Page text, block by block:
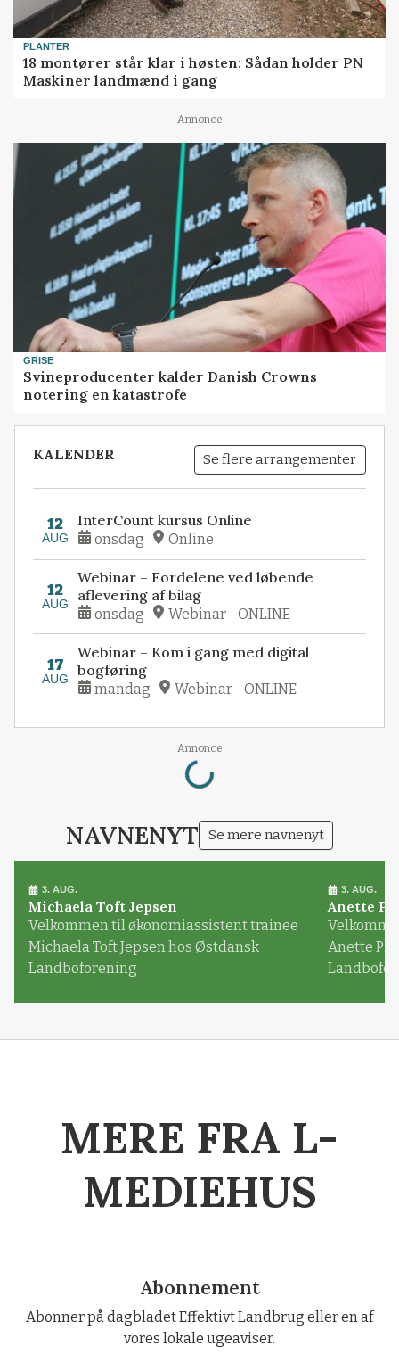
PLANTER
18 montører står klar i høsten: Sådan holder PN
Maskiner landmænd i gang
Annonce
GRISE
Svineproducenter kalder Danish Crowns
notering en katastrofe
KALENDER Se flere arrangementer
12
AUG
InterCount kursus Online
onsdag Online
12
AUG
Webinar – Fordelene ved løbende
aflevering af bilag
onsdag Webinar - ONLINE
17
AUG
Webinar – Kom i gang med digital
bogføring
mandag Webinar - ONLINE
Annonce
Loading...
NAVNENYT Se mere navnenyt
3. AUG.
Michaela Toft Jepsen
Velkommen til økonomiassistent trainee
Michaela Toft Jepsen hos Østdansk
Landboforening
3. AUG.
Anette
Anette
MERE FRA L-
MEDIEHUS
Abonnement
Abonner på dagbladet Effektivt Landbrug eller en af
vores lokale ugeaviser.